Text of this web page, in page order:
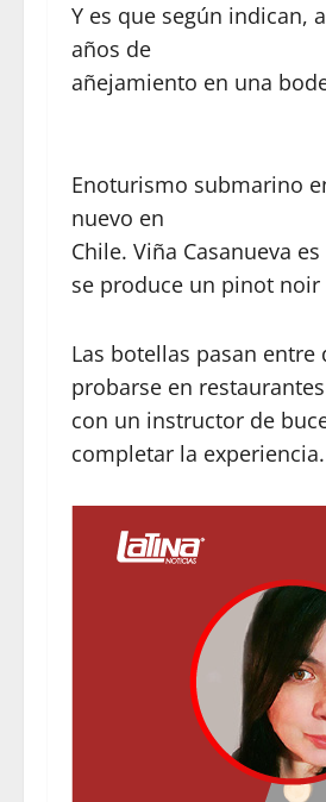
Y es que según indican,
años de
añejamiento en una
Enoturismo submarino
nuevo en
Chile. Viña Casanueva
se produce un pinot
Las botellas pasan
probarse en
con un instructor de
completar la experiencia.